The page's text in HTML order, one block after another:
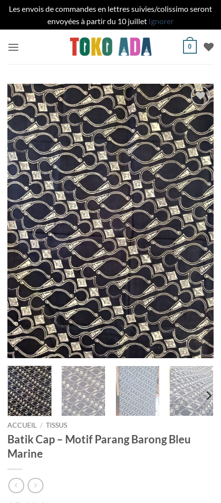
Les envois de commandes en lettres suivies/colissimo seront
envoyées à partir du 10 juillet Ignorer
0
Ajouter
à la liste
de
souhaits
ACCUEIL / TISSUS
Batik Cap – Motif Parang Barong Bleu
Marine